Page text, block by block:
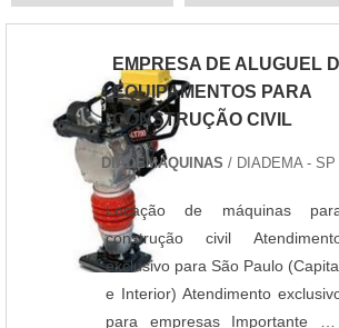
EMPRESA DE ALUGUEL
EQUIPAMENTOS PARA
CONSTRUÇÃO CIVIL
DIADEMÁQUINAS / DIADEMA - SP
Locação de máquinas
construção civil
exclusivo para São Paulo
e Interior) Atendimento
para empresas Importante em